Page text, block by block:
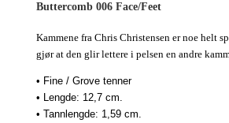
Buttercomb 006 Face/Feet
Kammene fra Chris Christensen er noe helt
gjør at den glir lettere i pelsen en andre
• Fine / Grove tenner
• Lengde: 12,7 cm.
• Tannlengde: 1,59 cm.